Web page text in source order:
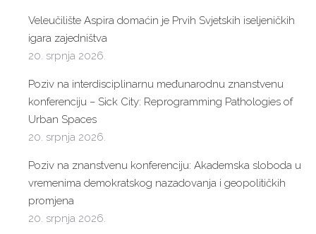
Veleučilište Aspira domaćin je Prvih Svjetskih iseljeničkih
igara zajedništva
20. srpnja 2026.
Poziv na interdisciplinarnu međunarodnu znanstvenu
konferenciju – Sick City: Reprogramming Pathologies of
Urban Spaces
20. srpnja 2026.
Poziv na znanstvenu konferenciju: Akademska sloboda u
vremenima demokratskog nazadovanja i geopolitičkih
promjena
20. srpnja 2026.